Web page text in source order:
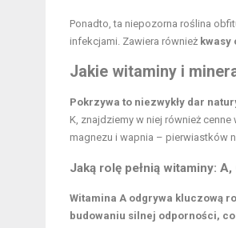
Ponadto, ta niepozorna roślina
infekcjami. Zawiera również
Jakie witaminy i
Pokrzywa to niezwykły dar
K, znajdziemy w niej również cenne
magnezu i wapnia – pierwiastków
Jaką rolę pełnią witaminy: A,
Witamina A odgrywa kluczową
budowaniu silnej odporności,